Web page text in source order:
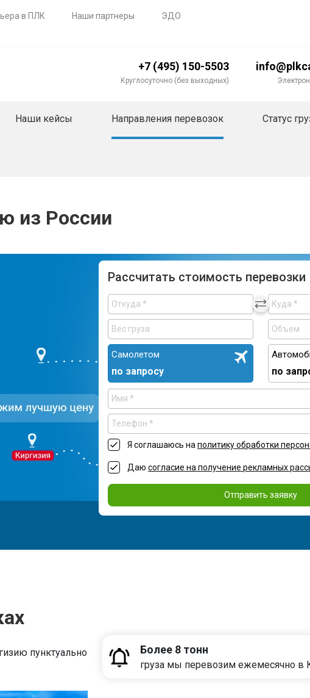
в ПЛК Наши партнеры
ЭДО
+7 (495) 150-5503
Круглосуточно (без выходных)
Наши кейсы Направления перевозок Статус
из России
Рассчитать стоимость перевозки
Самолетом
по запросу по
Я соглашаюсь на политику обработки
Даю согласие на получение рекламных
Отправить заявку
пунктуально
Более 8 тонн
груза мы перевозим ежемесячно в